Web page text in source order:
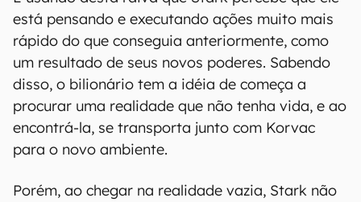
está pensando e executando ações muito mais
rápido do que conseguia anteriormente, como
um resultado de seus novos poderes. Sabendo
disso, o bilionário tem a idéia de começa a
procurar uma realidade que não tenha vida, e ao
encontrá-la, se transporta junto com Korvac
para o novo ambiente.
Porém, ao chegar na realidade vazia, Stark não